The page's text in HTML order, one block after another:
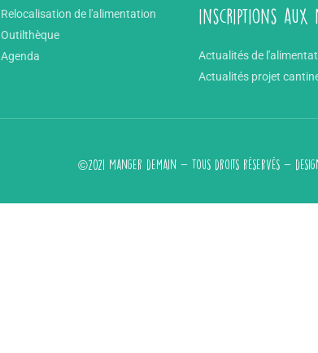
Relocalisation de l'alimentation
Outilthèque
Agenda
inscriptions aux
Actualités de
Actualités projet
©2021 Manger demain - Tous droits réservés -